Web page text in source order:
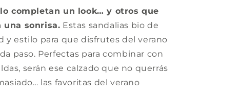
completan un look… y otros que
una sonrisa. Estas sandalias bio de
y estilo para que disfrutes del verano
paso. Perfectas para combinar con
serán ese calzado que no querrás
las favoritas del verano